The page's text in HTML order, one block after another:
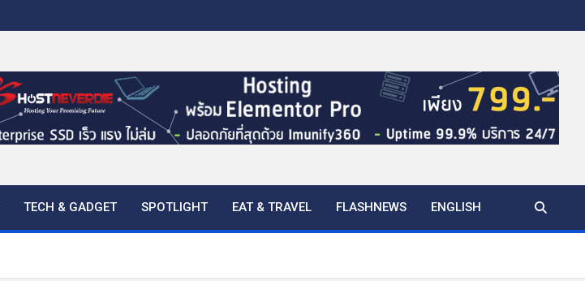
TECH & GADGET SPOTLIGHT EAT & TRAVEL FLASHNEWS ENGLISH